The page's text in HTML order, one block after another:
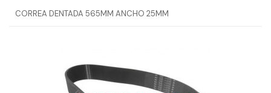
CORREA DENTADA 565MM ANCHO 25MM